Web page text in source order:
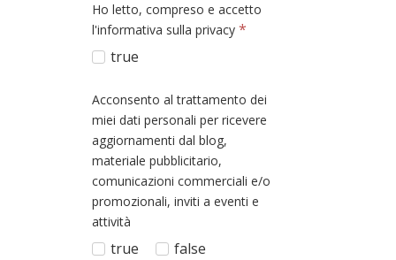
Ho letto, compreso e accetto
l'informativa sulla privacy *
true
Acconsento al trattamento dei
miei dati personali per ricevere
aggiornamenti dal blog,
materiale pubblicitario,
comunicazioni commerciali e/o
promozionali, inviti a eventi e
attività
true false